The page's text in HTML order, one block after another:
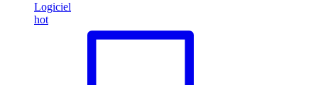
Logiciel
hot